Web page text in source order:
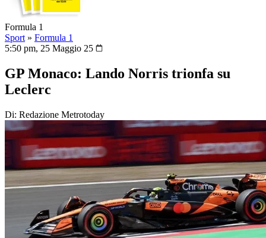
Formula 1
Sport » Formula 1
5:50 pm, 25 Maggio 25
GP Monaco: Lando Norris trionfa su
Leclerc
Di: Redazione Metrotoday